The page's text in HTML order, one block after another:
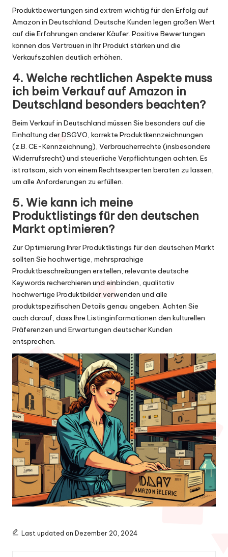
Produktbewertungen sind extrem wichtig für den Erfolg auf
Amazon in Deutschland. Deutsche Kunden legen großen Wert
auf die Erfahrungen anderer Käufer. Positive Bewertungen
können das Vertrauen in Ihr Produkt stärken und die
Verkaufszahlen deutlich erhöhen.
4. Welche rechtlichen Aspekte muss
ich beim Verkauf auf Amazon in
Deutschland besonders beachten?
Beim Verkauf in Deutschland müssen Sie besonders auf die
Einhaltung der DSGVO, korrekte Produktkennzeichnungen
(z.B. CE-Kennzeichnung), Verbraucherrechte (insbesondere
Widerrufsrecht) und steuerliche Verpflichtungen achten. Es
ist ratsam, sich von einem Rechtsexperten beraten zu lassen,
um alle Anforderungen zu erfüllen.
5. Wie kann ich meine
Produktlistings für den deutschen
Markt optimieren?
Zur Optimierung Ihrer Produktlistings für den deutschen Markt
sollten Sie hochwertige, mehrsprachige
Produktbeschreibungen erstellen, relevante deutsche
Keywords recherchieren und einbinden, qualitativ
hochwertige Produktbilder verwenden und alle
produktspezifischen Details genau angeben. Achten Sie
auch darauf, dass Ihre Listinginformationen den kulturellen
Präferenzen und Erwartungen deutscher Kunden
entsprechen.
Last updated on Dezember 20, 2024